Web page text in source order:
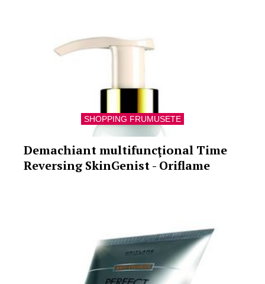
SHOPPING FRUMUSETE
Demachiant multifuncţional Time
Reversing SkinGenist - Oriflame